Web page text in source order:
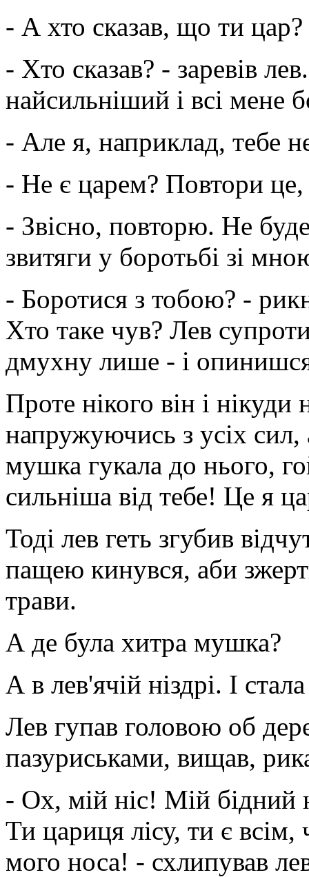
- А хто сказав, що ти
- Хто сказав? - заревів
найсильніший і всі мене
- Але я, наприклад, тебе
- Не є царем? Повтори
- Звісно, повторю. Не
звитяги у боротьбі зі
- Боротися з тобою? -
Хто таке чув? Лев
дмухну лише - і опинишся
Проте нікого він і
напружуючись з усіх
мушка гукала до нього,
сильніша від тебе! Це я
Тоді лев геть згубив
пащею кинувся, аби
трави.
А де була хитра мушка?
А в лев'ячій ніздрі. І
Лев гупав головою об
пазуриськами, вищав,
- Ох, мій ніс! Мій бідний
Ти цариця лісу, ти є
мого носа! - схлипував